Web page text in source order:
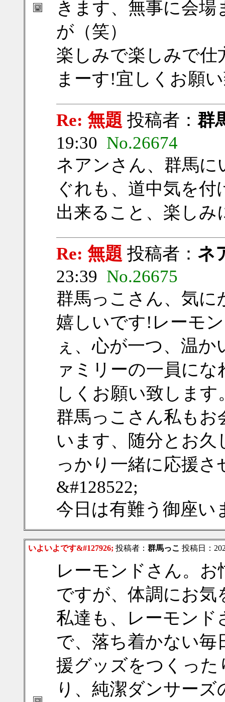
きます、無事に会
が（笑）
楽しみで楽しみで仕
まーす!宜しくお願
Re: 無題 投稿者： 群
19:30 No.26674
ネアンさん、群馬
ぐれも、道中気を
出来ること、楽し
Re: 無題 投稿者： ネ
23:39 No.26675
群馬っこさん、気に
嬉しいです!レーモ
ぇ、心が一つ、温
ァミリーの一員に
しくお願い致します
群馬っこさん私も
います、随分とお
っかり一緒に応援
&#128522;
今日は有難う御座い
いよいよです&#127926; 投稿者： 群馬っこ 投稿日：
レーモンドさん。
ですが、体調にお気
私達も、レーモン
で、落ち着かない
援グッズをつくっ
り、純潔ダンサー